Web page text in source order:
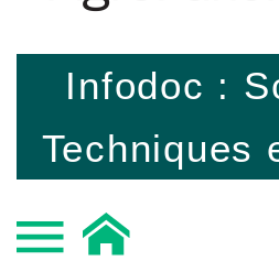
Infodoc :
Techniques